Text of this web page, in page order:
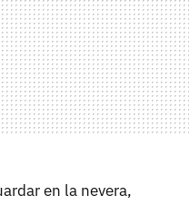
en la nevera,